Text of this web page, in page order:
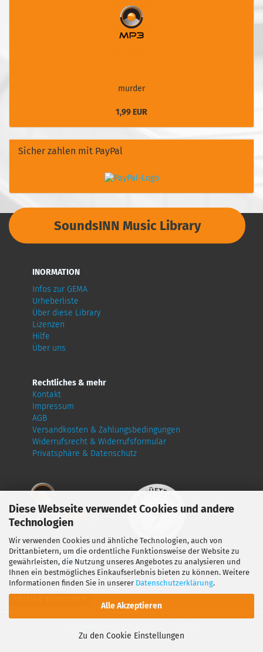
Diese Webseite verwendet Cookies und andere
Technologien
Wir verwenden Cookies und ähnliche Technologien, auch von
Drittanbietern, um die ordentliche Funktionsweise der Website zu
gewährleisten, die Nutzung unseres Angebotes zu analysieren und
Ihnen ein bestmögliches Einkaufserlebnis bieten zu können. Weitere
Informationen finden Sie in unserer Datenschutzerklärung.
Alle Akzeptieren
Zu den Cookie Einstellungen
murder
1,99 EUR
Sicher zahlen mit PayPal
SoundsINN Music Library
INORMATION
Infos zur GEMA
Urheberliste
Über diese Library
Lizenzen
Hilfe
Über uns
Rechtliches & mehr
Kontakt
Impressum
AGB
Versandkosten & Zahlungsbedingungen
Widerrufsrecht & Widerrufsformular
Privatsphäre & Datenschutz